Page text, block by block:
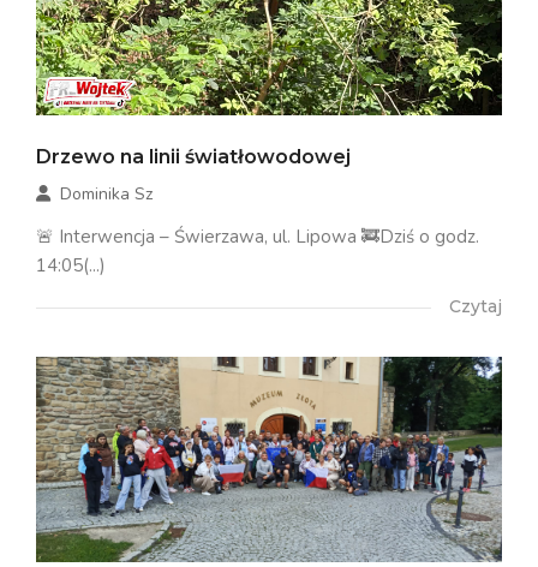
Drzewo na linii światłowodowej
Dominika Sz
🚨 Interwencja – Świerzawa, ul. Lipowa 🚒Dziś o godz.
14:05(...)
Czytaj